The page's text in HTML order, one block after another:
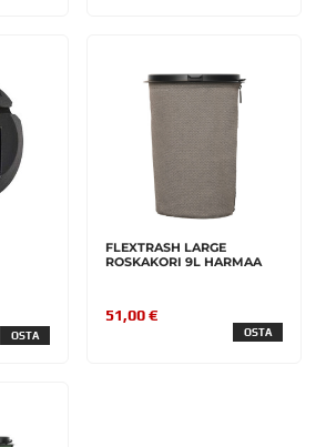
OSTA
FLEXTRASH LARGE
ROSKAKORI 9L HARMAA
51,00 €
OSTA